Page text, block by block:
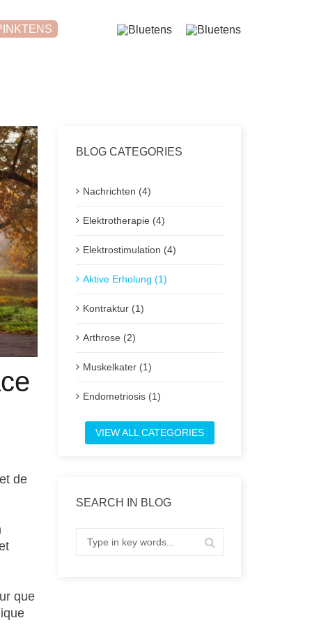
de
que
BLOG CATEGORIES
Nachrichten (4)
Elektrotherapie (4)
Elektrostimulation (4)
Aktive Erholung (1)
Kontraktur (1)
Arthrose (2)
Muskelkater (1)
Endometriosis (1)
VIEW ALL CATEGORIES
SEARCH IN BLOG